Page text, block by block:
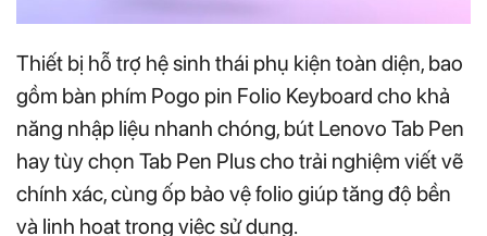
Thiết bị hỗ trợ hệ sinh thái phụ kiện toàn diện, bao
gồm bàn phím Pogo pin Folio Keyboard cho khả
năng nhập liệu nhanh chóng, bút Lenovo Tab Pen
hay tùy chọn Tab Pen Plus cho trải nghiệm viết vẽ
chính xác, cùng ốp bảo vệ folio giúp tăng độ bền
và linh hoạt trong việc sử dụng.